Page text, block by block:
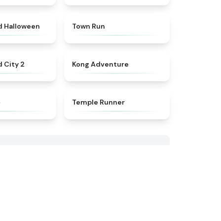
Halloween Town Run
City 2 Kong Adventure
Temple Runner